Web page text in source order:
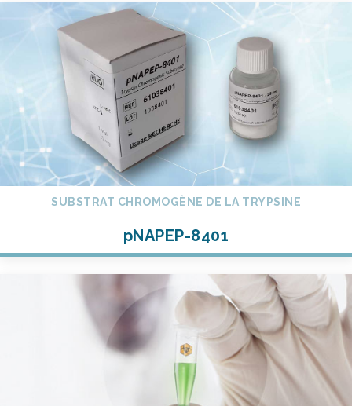
SUBSTRAT CHROMOGÈNE DE LA TRYPSINE
pNAPEP-8401